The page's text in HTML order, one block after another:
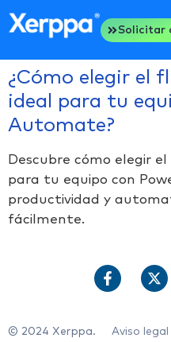
Solicitar
¿Cómo elegir el
ideal para tu
Automate?
Descubre cómo elegir
para tu equipo con
productividad y
fácilmente.
© 2024 Xerppa.
Aviso legal